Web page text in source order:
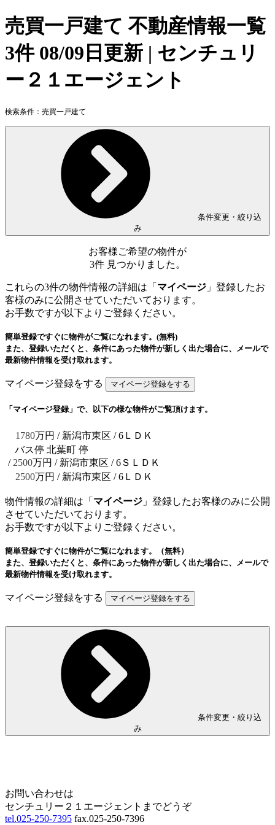
売買一戸建て 不動産情報一覧
3件 08/09日更新 | センチュリ
ー２１エージェント
検索条件： 売買一戸建て
条件変更・絞り込
み
お客様ご希望の物件が
3件 見つかりました。
これらの3件の物件情報の詳細は「 マイページ 」登録したお
客様のみに公開させていただいております。
お手数ですが以下よりご登録ください。
簡単登録ですぐに物件がご覧になれます。(無料)
また、登録いただくと、条件にあった物件が新しく出た場合に、メールで
最新物件情報を受け取れます。
マイページ登録をする
「マイページ登録」で、以下の様な物件がご覧頂けます。
1780万円 / 新潟市東区 / 6ＬＤＫ
バス停 北葉町 停
/ 2500万円 / 新潟市東区 / 6ＳＬＤＫ
2500万円 / 新潟市東区 / 6ＬＤＫ
物件情報の詳細は「 マイページ 」登録したお客様のみに公開
させていただいております。
お手数ですが以下よりご登録ください。
簡単登録ですぐに物件がご覧になれます。（無料）
また、登録いただくと、条件にあった物件が新しく出た場合に、メールで
最新物件情報を受け取れます。
マイページ登録をする
条件変更・絞り込
み
お問い合わせは
センチュリー２１エージェントまでどうぞ
tel.025-250-7395 fax.025-250-7396